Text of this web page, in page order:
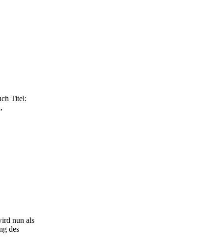
Titel:
nun als
des